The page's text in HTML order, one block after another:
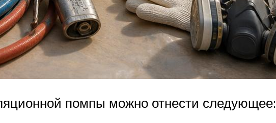
помпы можно отнести следующее: